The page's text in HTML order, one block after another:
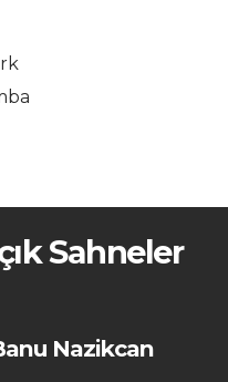
Sahneler
Nazikcan